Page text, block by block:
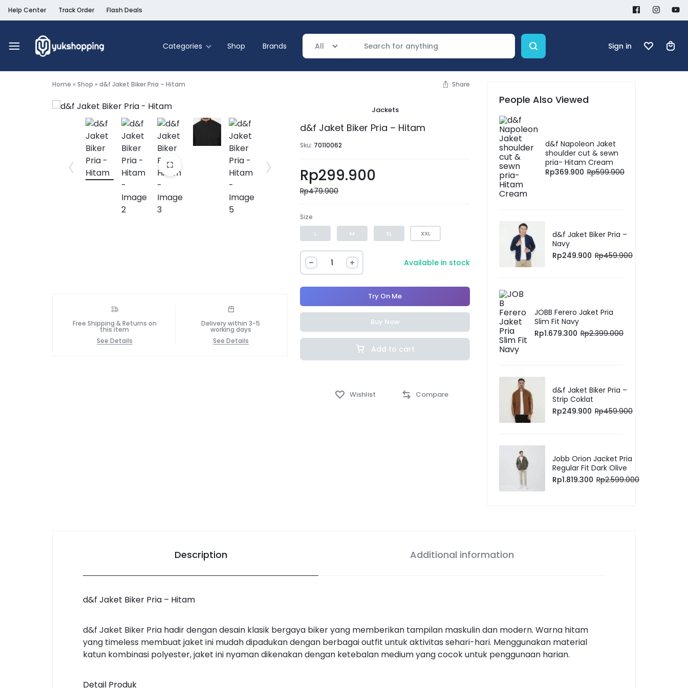
Help Center Track Order Flash Deals
Online
Categories
Food & Beverage
Home & Living
Shop Brands All Sign in
Home » Shop » d&f Jaket Biker Pria – Hitam Share
Free Shipping & Returns on
this item
See Details
Delivery within 3-5
working days
See Details
Jackets
d&f Jaket Biker Pria – Hitam
Sku: 70110062
Rp299.900
Rp479.900
Size
L M XL XXL
Available in stock
Add to cart
Try On Me
Buy Now
Compare
Wishlist
People Also Viewed
d&f Napoleon Jaket
shoulder cut & sewn
pria- Hitam Cream
Rp369.900 Rp599.900
d&f Jaket Biker Pria –
Navy
Rp249.900 Rp459.900
JOBB Ferero Jaket Pria
Slim Fit Navy
Rp1.679.300 Rp2.399.000
d&f Jaket Biker Pria –
Strip Coklat
Rp249.900 Rp459.900
Jobb Orion Jacket Pria
Regular Fit Dark Olive
Rp1.819.300 Rp2.599.000
Description Additional information
d&f Jaket Biker Pria – Hitam
d&f Jaket Biker Pria hadir dengan desain klasik bergaya biker yang memberikan tampilan maskulin dan modern. Warna hitam
yang timeless membuat jaket ini mudah dipadukan dengan berbagai outfit untuk aktivitas sehari-hari. Menggunakan material
katun kombinasi polyester, jaket ini nyaman dikenakan dengan ketebalan medium yang cocok untuk penggunaan harian.
Detail Produk